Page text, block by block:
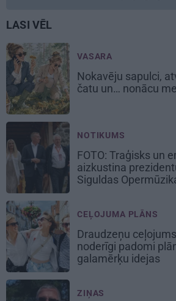
LASI VĒL
VASARA
Nokavēju sapulci,
čatu un… nonācu
NOTIKUMS
FOTO: Traģisks un
aizkustina
Siguldas
CEĻOJUMA PLĀNS
Draudzeņu
noderīgi padomi
galamērķu idejas
ZIŅAS